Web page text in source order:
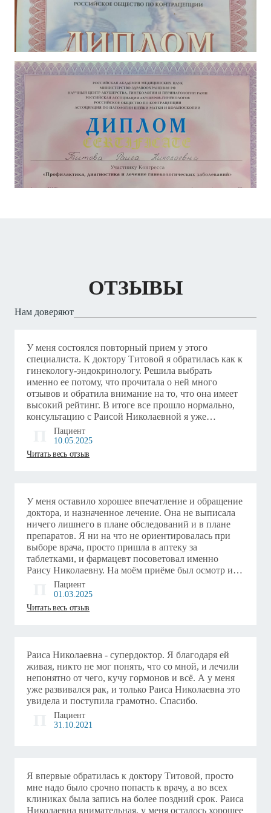
ОТЗЫВЫ
Нам доверяют
У меня состоялся повторный прием у этого
специалиста. К доктору Титовой я обратилась как к
гинекологу-эндокринологу. Решила выбрать
именно ее потому, что прочитала о ней много
отзывов и обратила внимание на то, что она имеет
высокий рейтинг. В итоге все прошло нормально,
консультацию с Раисой Николаевной я уже
закончила. Врачом были выписаны препараты, а
также она назначила сдачу анализов​. По этому
вопросу можно обратиться в любую клинику, после
проводит осмотр. Принимает она немного позже
назначенной записи, но на мое посещение это
потом никак не влияло. Думаю, что врач на визит
уделяет минут 15-20 и мне этого времени было
достаточно.
Пациент
10.05.2025
Читать весь отзыв
У меня оставило хорошее впечатление и обращение
доктора, и назначенное лечение. Она не выписала
ничего лишнего в плане обследований и в плане
препаратов. Я ни на что не ориентировалась при
выборе врача, просто пришла в аптеку за
таблетками, и фармацевт посоветовал именно
Раису Николаевну. На моём приёме был осмотр и
УЗИ​, потом я ездила на повторное исследование.
Во время УЗИ я не видела экран, но доктор давала
свои комментарии, всё было доступно и понятно.
проговорила, сидела и думала насчёт этих таблеток.
У меня имеется некоторое заболевание, я уже
столько врачей посетила во Владимире. Раиса
Николаевна выписала мне другие препараты, и я
считаю, правильно дала свои назначения, без каких-
то лишних дополнительных анализов​ и таблеток.
Она всё доступно объяснила о том, как их
принимать, во сколько и через сколько времени. Я
раньше чем через 3 месяца, поэтому я думаю, что за
неделю вряд ли что-то изменится. Хочу сказать, что
мои приёмы длились не 5 минут, не так быстро.
Пациент
01.03.2025
Читать весь отзыв
Раиса Николаевна - супердоктор. Я благодаря ей
живая, никто не мог понять, что со мной, и лечили
непонятно от чего, кучу гормонов и всё. А у меня
уже развивался рак, и только Раиса Николаевна это
увидела и поступила грамотно. Спасибо.
Пациент
31.10.2021
Я впервые обратилась к доктору Титовой, просто
мне надо было срочно попасть к врачу, а во всех
клиниках была запись на более поздний срок. Раиса
Николаевна внимательная, у меня осталось хорошее